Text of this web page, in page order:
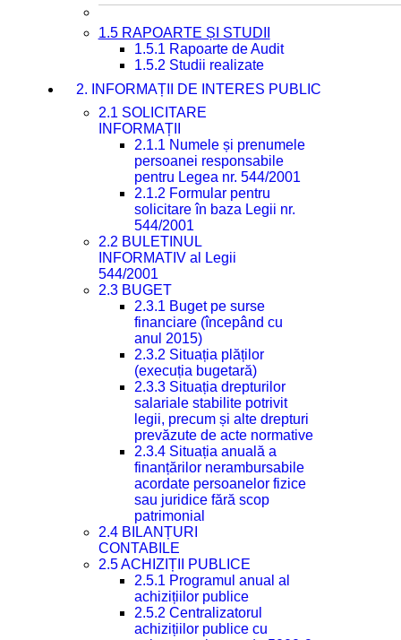
1.5 RAPOARTE ȘI STUDII
1.5.1 Rapoarte de Audit
1.5.2 Studii realizate
2. INFORMAȚII DE INTERES PUBLIC
2.1 SOLICITARE
INFORMAȚII
2.1.1 Numele și prenumele
persoanei responsabile
pentru Legea nr. 544/2001
2.1.2 Formular pentru
solicitare în baza Legii nr.
544/2001
2.2 BULETINUL
INFORMATIV al Legii
544/2001
2.3 BUGET
2.3.1 Buget pe surse
financiare (începând cu
anul 2015)
2.3.2 Situația plăților
(execuția bugetară)
2.3.3 Situația drepturilor
salariale stabilite potrivit
legii, precum și alte drepturi
prevăzute de acte normative
2.3.4 Situația anuală a
finanțărilor nerambursabile
acordate persoanelor fizice
sau juridice fără scop
patrimonial
2.4 BILANȚURI
CONTABILE
2.5 ACHIZIȚII PUBLICE
2.5.1 Programul anual al
achizițiilor publice
2.5.2 Centralizatorul
achizițiilor publice cu